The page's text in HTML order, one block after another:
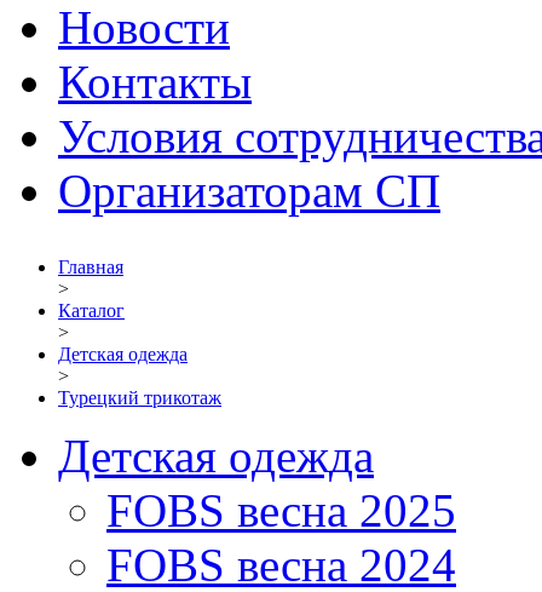
Новости
Контакты
Условия
Организаторам СП
Главная
>
Каталог
>
Детская одежда
>
Турецкий трикотаж
Детская одежда
FOBS весна 2025
FOBS весна 2024